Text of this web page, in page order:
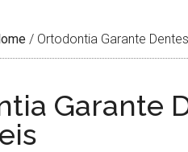
/ Ortodontia Garante
Garante